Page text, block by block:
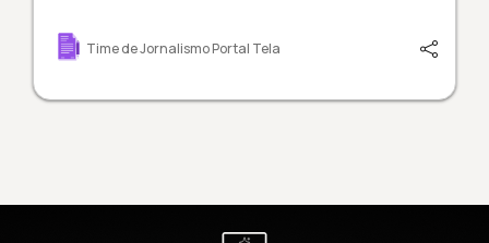
Time de Jornalismo Portal Tela